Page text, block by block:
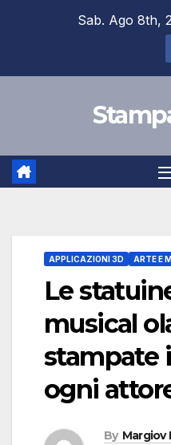
Sab. Ago 8th,
APPLICAZIONI 3D ARTE E
Le
musical
stampate
ogni
By Margiov